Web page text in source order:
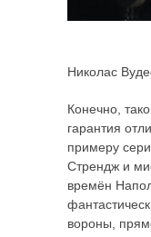
Николас
Конечно,
гарантия
примеру
Стрендж и
времён
вороны,